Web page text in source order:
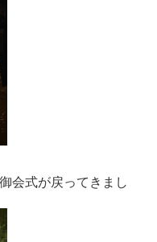
会式が戻ってきまし